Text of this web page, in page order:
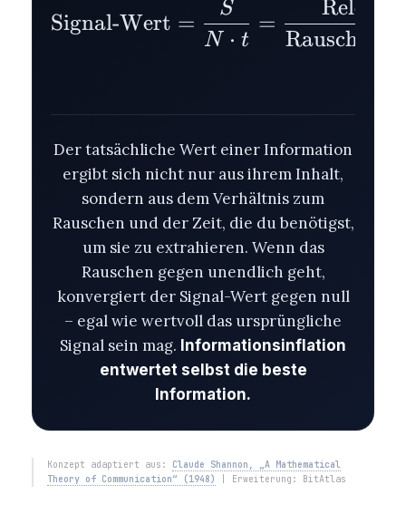
\text{Signal-
Signal-Wert =
N ⋅ t
S
=
Rauschen
Der tatsächliche Wert einer Information
ergibt sich nicht nur aus ihrem Inhalt,
sondern aus dem Verhältnis zum
Rauschen und der Zeit, die du benötigst,
um sie zu extrahieren. Wenn das
Rauschen gegen unendlich geht,
konvergiert der Signal-Wert gegen null
– egal wie wertvoll das ursprüngliche
Signal sein mag. Informationsinflation
entwertet selbst die beste
Information.
Konzept adaptiert aus: Claude Shannon, „A Mathematical
Theory of Communication“ (1948)
| Erweiterung: BitAtlas